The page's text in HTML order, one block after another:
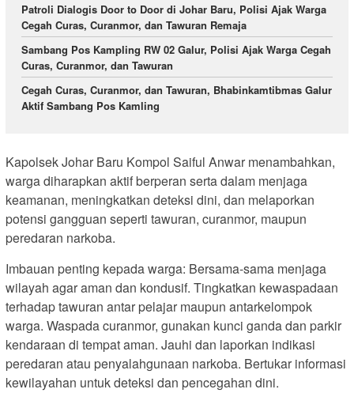
Patroli Dialogis Door to Door di Johar Baru, Polisi Ajak Warga
Cegah Curas, Curanmor, dan Tawuran Remaja
Sambang Pos Kampling RW 02 Galur, Polisi Ajak Warga Cegah
Curas, Curanmor, dan Tawuran
Cegah Curas, Curanmor, dan Tawuran, Bhabinkamtibmas Galur
Aktif Sambang Pos Kamling
Kapolsek Johar Baru Kompol Saiful Anwar menambahkan,
warga diharapkan aktif berperan serta dalam menjaga
keamanan, meningkatkan deteksi dini, dan melaporkan
potensi gangguan seperti tawuran, curanmor, maupun
peredaran narkoba.
Imbauan penting kepada warga: Bersama-sama menjaga
wilayah agar aman dan kondusif. Tingkatkan kewaspadaan
terhadap tawuran antar pelajar maupun antarkelompok
warga. Waspada curanmor, gunakan kunci ganda dan parkir
kendaraan di tempat aman. Jauhi dan laporkan indikasi
peredaran atau penyalahgunaan narkoba. Bertukar informasi
kewilayahan untuk deteksi dan pencegahan dini.